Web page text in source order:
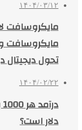
۱۴۰۴/۰۳/۱۲
مایکروسافت
مایکروسافت
تحول دیجیتال
۱۴۰۴/۰۲/۲۲
دلار است؟